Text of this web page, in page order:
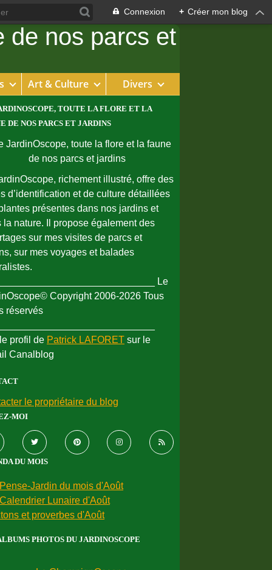
Connexion + Créer mon blog
Art & Culture Divers
TOUTE LA FLORE ET LA
DE NOS PARCS ET JARDINS
richement illustré, offre des
d’identification et de culture détaillées
présentes dans nos jardins et
la nature. Il propose également des
sur mes visites de parcs et
sur mes voyages et balades
Le
Copyright 2006-2026 Tous
réservés
profil de Patrick LAFORET sur le
Canalblog
le propriétaire du blog
MOI
DU MOIS
Jardin du mois d'Août
Lunaire d'Août
et proverbes d'Août
PHOTOS DU JARDINOSCOPE